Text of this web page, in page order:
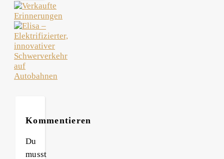
Kommentieren
Du
musst